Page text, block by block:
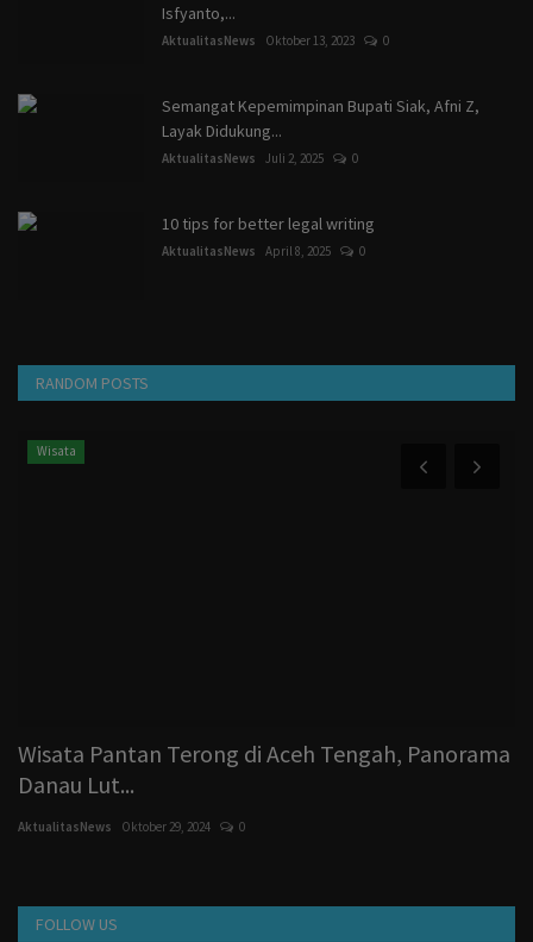
Isfyanto,...
AktualitasNews Oktober 13, 2023 0
Semangat Kepemimpinan Bupati Siak, Afni Z,
Layak Didukung...
AktualitasNews Juli 2, 2025 0
10 tips for better legal writing
AktualitasNews April 8, 2025 0
RANDOM POSTS
Wisata
Wisata Pantan Terong di Aceh Tengah, Panorama
Danau Lut...
AktualitasNews Oktober 29, 2024 0
FOLLOW US